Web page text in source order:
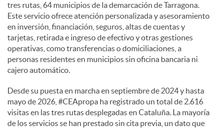
tres rutas, 64 municipios de la demarcación de Tarragona.
Este servicio ofrece atención personalizada y asesoramiento
en inversión, financiación, seguros, altas de cuentas y
tarjetas, retirada e ingreso de efectivo y otras gestiones
operativas, como transferencias o domiciliaciones, a
personas residentes en municipios sin oficina bancaria ni
cajero automático.
Desde su puesta en marcha en septiembre de 2024 y hasta
mayo de 2026, #CEApropa ha registrado un total de 2.616
visitas en las tres rutas desplegadas en Cataluña. La mayoría
de los servicios se han prestado sin cita previa, un dato que